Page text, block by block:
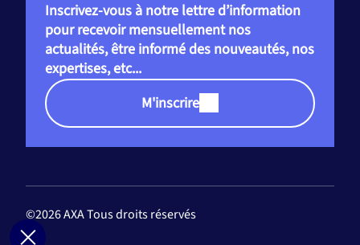
Inscrivez-vous à notre lettre d’information
pour recevoir mensuellement nos
actualités, être informé des nouveautés, nos
expertises, etc...
M'inscrire
©2026 AXA Tous droits réservés